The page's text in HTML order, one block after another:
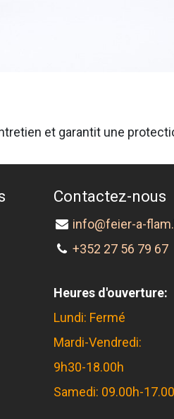
et garantit une
Contactez-nous
info@feier-a-
+352 27 56 79 67
Heures d'ouverture:
Lundi: Fermé
Mardi-Vendredi:
9h30-18.00h
Samedi: 09.00h-